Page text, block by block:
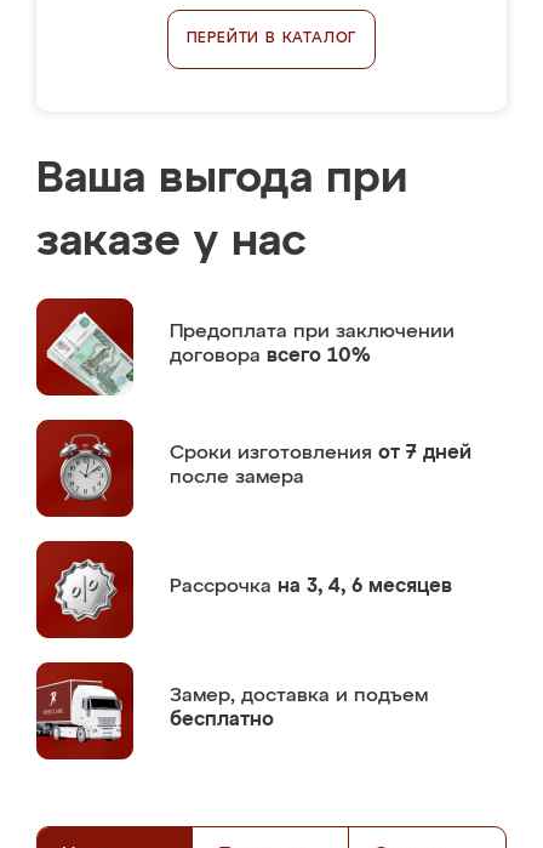
ПЕРЕЙТИ В КАТАЛОГ
Ваша выгода при
заказе у нас
Предоплата при заключении
договора всего 10%
Сроки изготовления от 7 дней
после замера
Рассрочка на 3, 4, 6 месяцев
Замер, доставка и подъем
бесплатно